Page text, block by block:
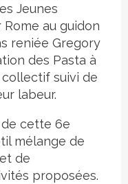
Jeunes
au guidon
reniée Gregory
des Pasta à
suivi de
labeur.
de cette 6e
mélange de
de
proposées.